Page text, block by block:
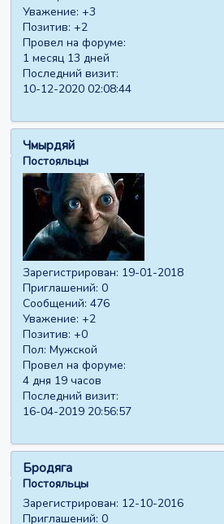
Уважение: +3
Позитив: +2
Провел на форуме:
1 месяц 13 дней
Последний визит:
10-12-2020 02:08:44
Чмырдяй
Постояльцы
Зарегистрирован: 19-01-2018
Приглашений: 0
Сообщений: 476
Уважение: +2
Позитив: +0
Пол: Мужской
Провел на форуме:
4 дня 19 часов
Последний визит:
16-04-2019 20:56:57
Бродяга
Постояльцы
Зарегистрирован: 12-10-2016
Приглашений: 0